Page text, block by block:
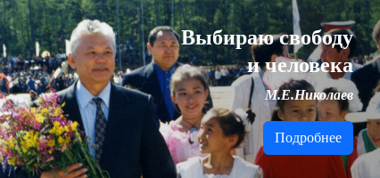
Выбираю свободу
и человека
М.Е.Николаев
Подробнее